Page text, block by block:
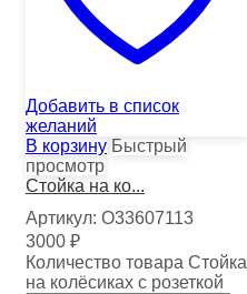
Добавить в список
желаний
В корзину Быстрый
просмотр
Стойка на ко...
Артикул: О33607113
3000 ₽
Количество товара Стойка
на колёсиках с розеткой